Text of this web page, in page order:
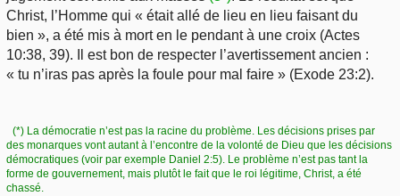
Christ, l’Homme qui « était allé de lieu en lieu faisant du
bien », a été mis à mort en le pendant à une croix (Actes
10:38, 39). Il est bon de respecter l’avertissement ancien :
« tu n’iras pas après la foule pour mal faire » (Exode 23:2).
(*) La démocratie n’est pas la racine du problème. Les décisions prises par
des monarques vont autant à l’encontre de la volonté de Dieu que les décisions
démocratiques (voir par exemple Daniel 2:5). Le problème n’est pas tant la
forme de gouvernement, mais plutôt le fait que le roi légitime, Christ, a été
chassé.